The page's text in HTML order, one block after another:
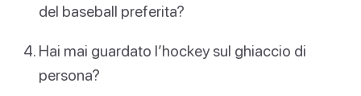
del baseball preferita?
Hai mai guardato l’hockey sul ghiaccio di
persona?